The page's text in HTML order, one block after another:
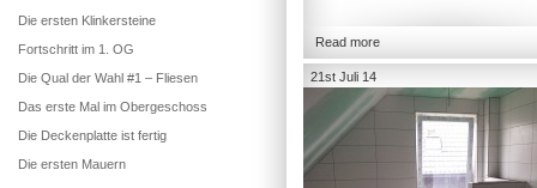
Read more
21st Juli 14
Die ersten Klinkersteine
Fortschritt im 1. OG
Die Qual der Wahl #1 – Fliesen
Das erste Mal im Obergeschoss
Die Deckenplatte ist fertig
Die ersten Mauern